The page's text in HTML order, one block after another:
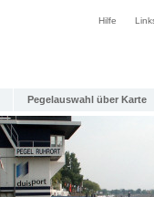
Hilfe
Pegelauswahl über Karte